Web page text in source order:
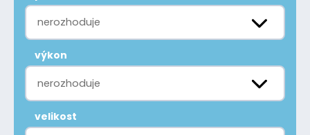
nerozhoduje
výkon
nerozhoduje
velikost